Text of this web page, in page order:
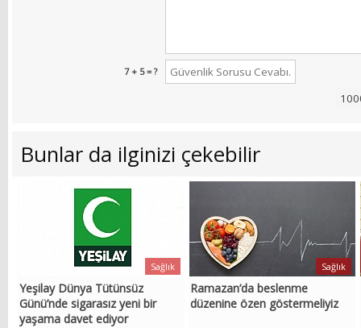
7 + 5 = ?
Bunlar da ilginizi çekebilir
Yeşilay Dünya Tütünsüz
Günü’nde sigarasız yeni bir
yaşama davet ediyor
Sağlık
Ramazan’da beslenme
düzenine özen göstermeliyiz
Sağlık